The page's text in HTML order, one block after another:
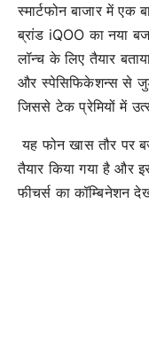
स्मार्टफोन बाजार में
ब्रांड iQOO का नया
लॉन्च के लिए तैयार
और स्पेसिफिकेशन्स से
जिससे टेक प्रेमियों में
यह फोन खास तौर पर
तैयार किया गया है और
फीचर्स का कॉम्बिनेशन